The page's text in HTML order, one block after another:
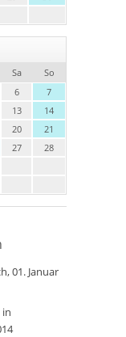
Sa
So
6
7
13
14
20
21
27
28
01. Januar